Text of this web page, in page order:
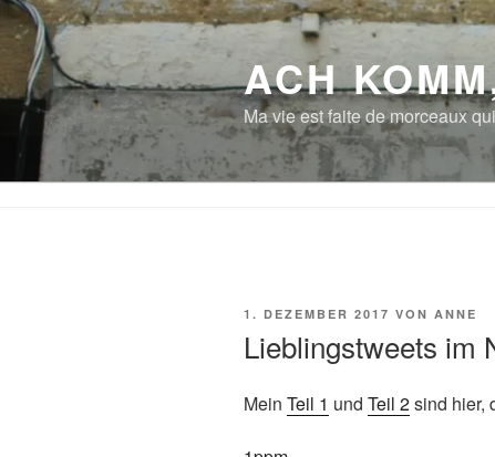
Zum
Inhalt
springen
ACH
Ma vie est faite de morceaux
VERÖFFENTLICHT
1. DEZEMBER 2017 VON ANNE
Lieblingstweets im
Mein Teil 1 und Teil 2sind hier,